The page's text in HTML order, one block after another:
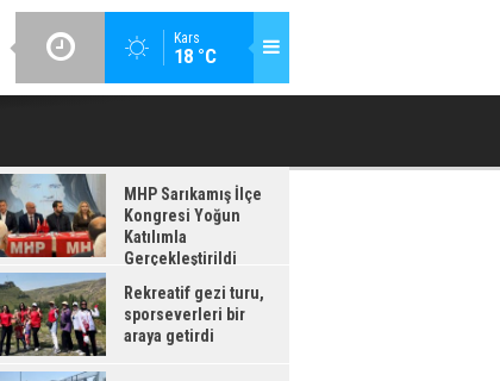
Kars
18 °C
GSB SPOR OKULLARI'NDA FUTBOL ANTRENMANLARI SÜRÜYOR
MHP Sarıkamış İlçe
Kongresi Yoğun
Katılımla
Gerçekleştirildi
Rekreatif gezi turu,
sporseverleri bir
araya getirdi